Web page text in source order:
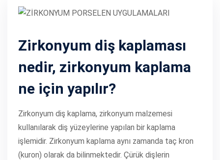
Zirkonyum diş kaplaması
nedir, zirkonyum kaplama
ne için yapılır?
Zirkonyum diş kaplama, zirkonyum malzemesi
kullanılarak diş yüzeylerine yapılan bir kaplama
işlemidir. Zirkonyum kaplama aynı zamanda taç kron
(kuron) olarak da bilinmektedir. Çürük dişlerin